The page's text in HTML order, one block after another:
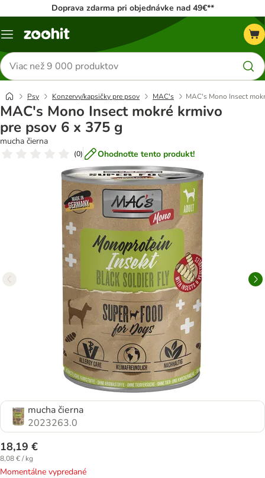
Doprava zdarma pri objednávke nad 49€**
Kategórie
Hľadať
produkty
Psy Konzervy/kapsičky pre psov MAC's MAC's Mono Insect
MAC's Mono Insect mokré krmivo
pre psov 6 x 375 g
mucha čierna
(0) Ohodnoťte tento produkt!
mucha čierna
2023263.0
18,19 €
8,08 € / kg
Momentálne vypredané